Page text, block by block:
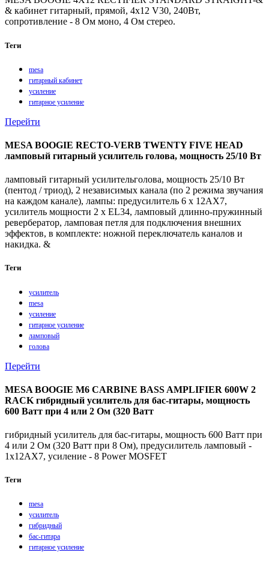
& кабинет гитарный, прямой, 4x12 V30, 240Вт,
сопротивление - 8 Ом моно, 4 Ом стерео.
Теги
mesa
гитарный кабинет
усиление
гитарное усиление
Перейти
MESA BOOGIE RECTO-VERB TWENTY FIVE HEAD
ламповый гитарный усилитель голова, мощность 25/10 Вт
ламповый гитарный усилительголова, мощность 25/10 Вт
(пентод / триод), 2 независимых канала (по 2 режима звучания
на каждом канале), лампы: предусилитель 6 x 12AX7,
усилитель мощности 2 x EL34, ламповый длинно-пружинный
ревербератор, ламповая петля для подключения внешних
эффектов, в комплекте: ножной переключатель каналов и
накидка. &
Теги
усилитель
mesa
усиление
гитарное усиление
ламповый
голова
Перейти
MESA BOOGIE M6 CARBINE BASS AMPLIFIER 600W 2
RACK гибридный усилитель для бас-гитары, мощность
600 Ватт при 4 или 2 Ом (320 Ватт
гибридный усилитель для бас-гитары, мощность 600 Ватт при
4 или 2 Ом (320 Ватт при 8 Ом), предусилитель ламповый -
1x12AX7, усиление - 8 Power MOSFET
Теги
mesa
усилитель
гибридный
бас-гитара
гитарное усиление